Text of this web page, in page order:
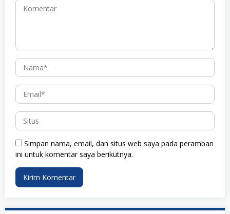
Simpan nama, email, dan situs web saya pada peramban
ini untuk komentar saya berikutnya.